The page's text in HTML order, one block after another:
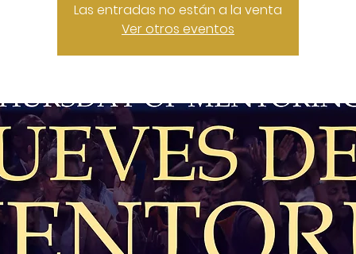
Las entradas no están a la venta
Ver otros eventos